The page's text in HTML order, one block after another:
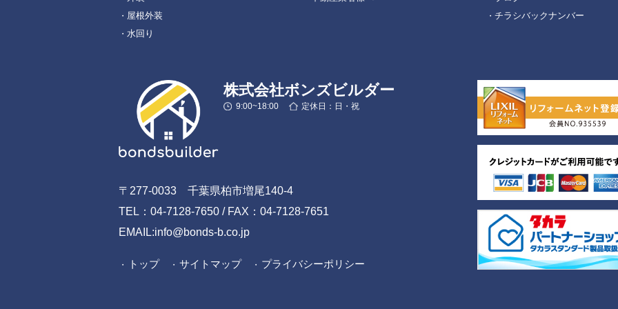
屋根外装
水回り
チラシバックナンバー
株式会社ボンズビルダー
9:00~18:00 定休日：日・祝
〒277-0033 千葉県柏市増尾140-4
TEL：04-7128-7650 / FAX：04-7128-7651
EMAIL:info@bonds-b.co.jp
トップ サイトマップ プライバシーポリシー